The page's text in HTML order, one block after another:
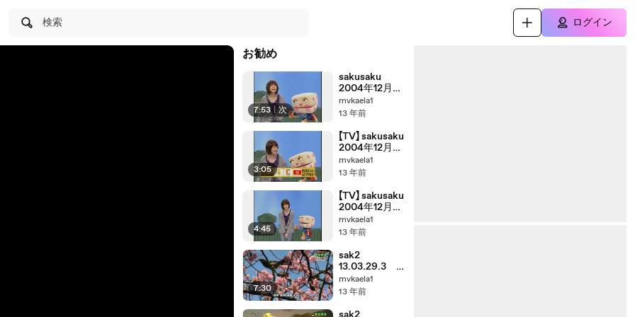
検索 ログイン
お勧め
7:53 | 次
sakusaku
2004年12月
09日 そのた
んと劉備玄
岡スペシャル
④ 3/4
mvkaela1
13 年前
3:05
【TV】 sakusaku
2004年12月
09日 ダンス
て難しい
福岡スペシャ
ル④ 2/4
mvkaela1
13 年前
4:45
【TV】 sakusaku
2004年12月
09日 3回ぐ
らい間違え
福岡スペシャ
ル④ 1/4
mvkaela1
13 年前
7:30
sak2
13.03.29.3
みんなでうた
おうZ 高田
mvkaela1
13 年前